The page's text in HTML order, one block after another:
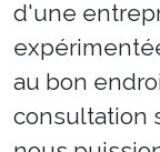
d'une
au bon
consultation